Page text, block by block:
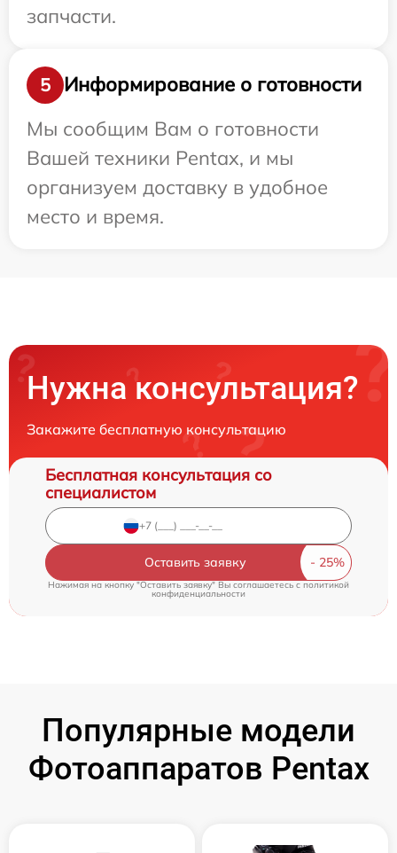
запчасти.
5
Информирование о готовности
Мы сообщим Вам о готовности
Вашей техники Pentax, и мы
организуем доставку в удобное
место и время.
Нужна консультация?
Закажите бесплатную консультацию
Бесплатная консультация со
специалистом
Оставить заявку
Нажимая на кнопку "Оставить заявку" Вы соглашаетесь cполитикой
конфиденциальности
Популярные модели
Фотоаппаратов Pentax